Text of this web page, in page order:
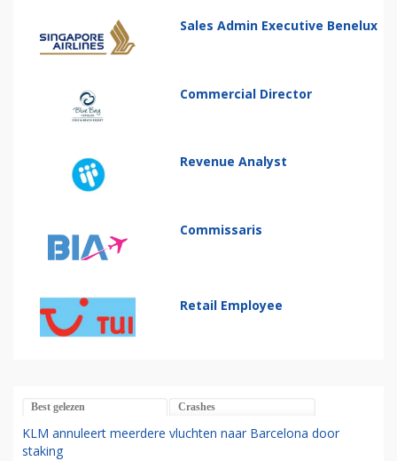
Sales Admin Executive Benelux
Commercial Director
Revenue Analyst
Commissaris
Retail Employee
Best gelezen Crashes
KLM annuleert meerdere vluchten naar Barcelona door
staking